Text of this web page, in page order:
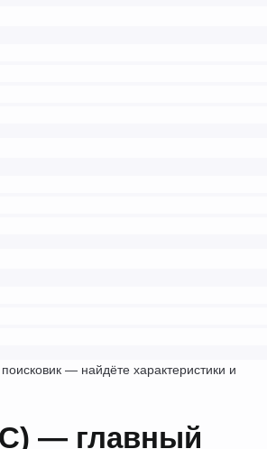
— найдёте характеристики и
— главный